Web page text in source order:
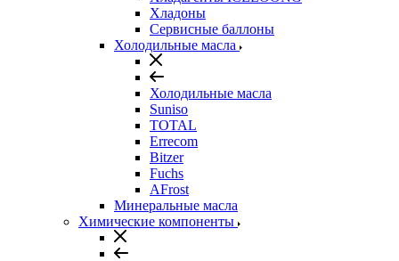
Хладоны
Сервисные баллоны
Холодильные масла
Холодильные масла
Suniso
TOTAL
Errecom
Bitzer
Fuchs
AFrost
Минеральные масла
Химические компоненты